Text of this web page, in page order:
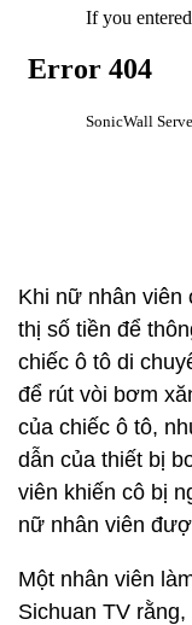
Khi nữ nhân viên
thị số tiền để
chiếc ô tô di
để rút vòi bơm
của chiếc ô tô,
dẫn của thiết bị
viên khiến cô bị
nữ nhân viên
Một nhân viên
Sichuan TV